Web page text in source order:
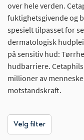
over hele verden.
fuktighetsgivende og
spesielt tilpasset for
dermatologisk
på sensitiv hud:
hudbarriere.
millioner av
motstandskraft.
Velg filter